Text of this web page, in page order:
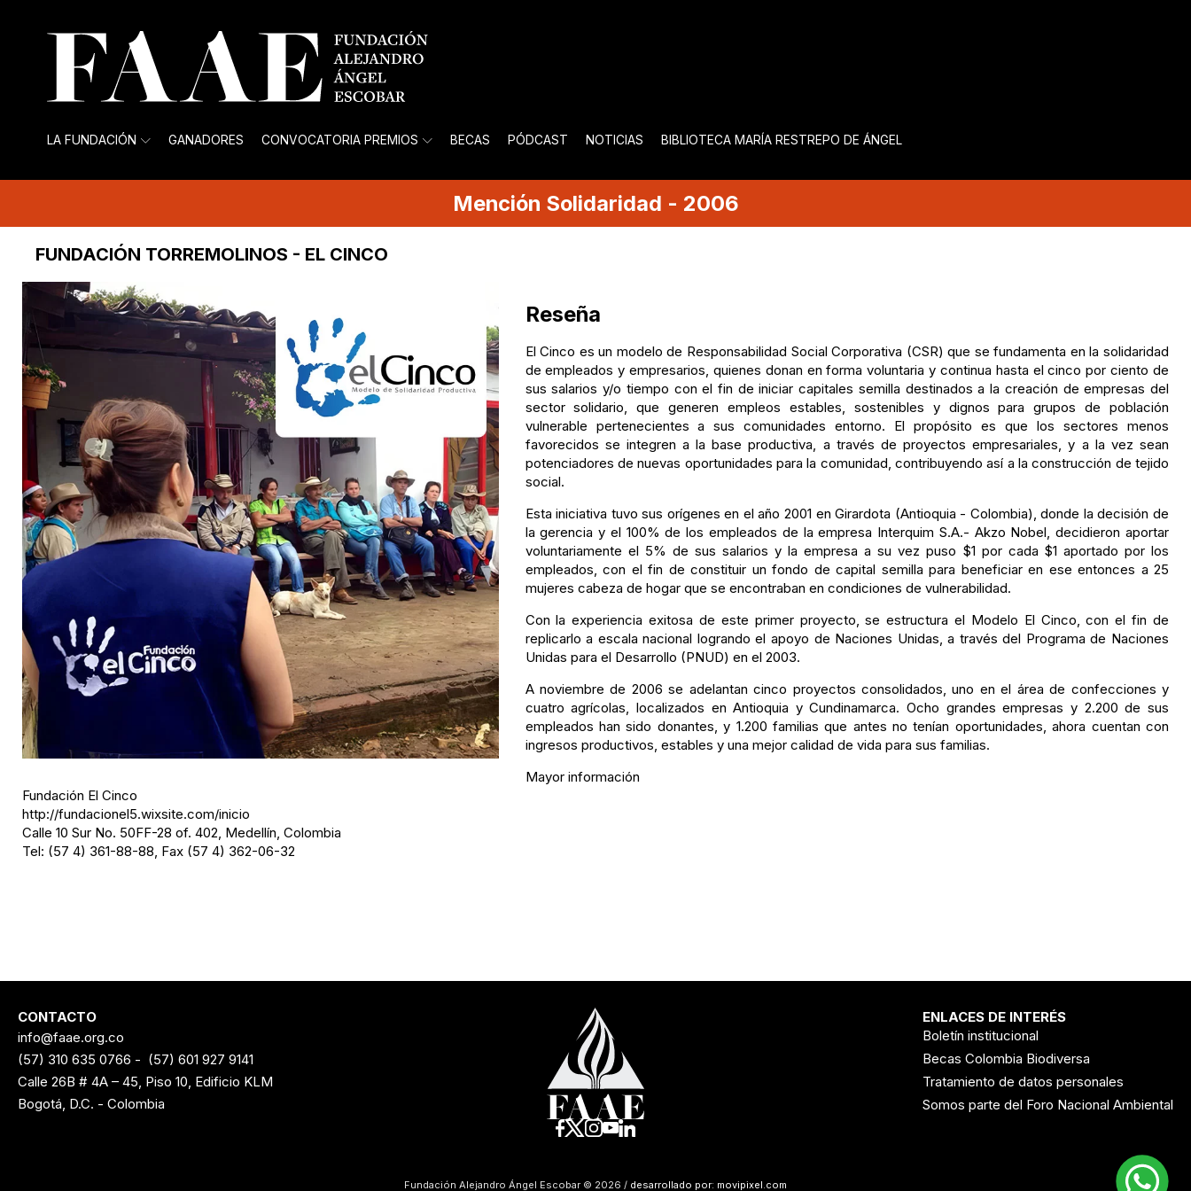
LA FUNDACIÓN GANADORES CONVOCATORIA PREMIOS BECAS PÓDCAST NOTICIAS BIBLIOTECA MARÍA RESTREPO DE ÁNGEL
Mención Solidaridad - 2006
FUNDACIÓN TORREMOLINOS - EL CINCO
Reseña
El Cinco es un modelo de Responsabilidad Social Corporativa (CSR) que se fundamenta en la solidaridad
de empleados y empresarios, quienes donan en forma voluntaria y continua hasta el cinco por ciento de
sus salarios y/o tiempo con el fin de iniciar capitales semilla destinados a la creación de empresas del
sector solidario, que generen empleos estables, sostenibles y dignos para grupos de población
vulnerable pertenecientes a sus comunidades entorno. El propósito es que los sectores menos
favorecidos se integren a la base productiva, a través de proyectos empresariales, y a la vez sean
potenciadores de nuevas oportunidades para la comunidad, contribuyendo así a la construcción de tejido
social.
Esta iniciativa tuvo sus orígenes en el año 2001 en Girardota (Antioquia - Colombia), donde la decisión de
la gerencia y el 100% de los empleados de la empresa Interquim S.A.- Akzo Nobel, decidieron aportar
voluntariamente el 5% de sus salarios y la empresa a su vez puso $1 por cada $1 aportado por los
empleados, con el fin de constituir un fondo de capital semilla para beneficiar en ese entonces a 25
mujeres cabeza de hogar que se encontraban en condiciones de vulnerabilidad.
Con la experiencia exitosa de este primer proyecto, se estructura el Modelo El Cinco, con el fin de
replicarlo a escala nacional logrando el apoyo de Naciones Unidas, a través del Programa de Naciones
Unidas para el Desarrollo (PNUD) en el 2003.
A noviembre de 2006 se adelantan cinco proyectos consolidados, uno en el área de confecciones y
cuatro agrícolas, localizados en Antioquia y Cundinamarca. Ocho grandes empresas y 2.200 de sus
empleados han sido donantes, y 1.200 familias que antes no tenían oportunidades, ahora cuentan con
ingresos productivos, estables y una mejor calidad de vida para sus familias.
Mayor información
Fundación El Cinco
http://fundacionel5.wixsite.com/inicio
Calle 10 Sur No. 50FF-28 of. 402, Medellín, Colombia
Tel: (57 4) 361-88-88, Fax (57 4) 362-06-32
CONTACTO
info@faae.org.co
(57) 310 635 0766 - (57) 601 927 9141
Calle 26B # 4A – 45, Piso 10, Edificio KLM
Bogotá, D.C. - Colombia
ENLACES DE INTERÉS
Boletín institucional
Becas Colombia Biodiversa
Tratamiento de datos personales
Somos parte del Foro Nacional Ambiental
Fundación Alejandro Ángel Escobar © 2026 / desarrollado por: movipixel.com